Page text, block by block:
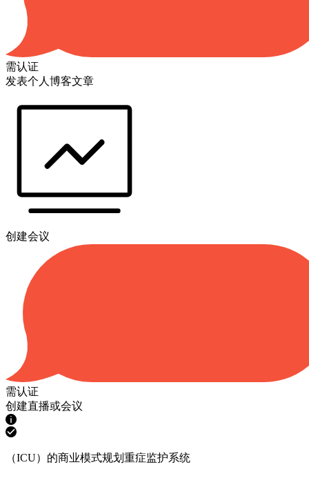
需认证
发表个人博客文章
创建会议
需认证
创建直播或会议
（ICU）的商业模式规划重症监护系统